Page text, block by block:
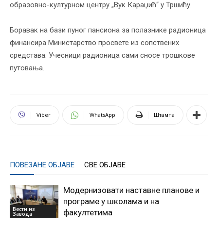
образовно-културном центру „Вук Караџић“ у Тршићу.
Боравак на бази пуног пансиона за полазнике радионица
финансира Министарство просвете из сопствених
средстава. Учесници радионица сами сносе трошкове
путовања.
Viber WhatsApp Штампа
ПОВЕЗАНЕ ОБЈАВЕ СВЕ ОБЈАВЕ
Вести из
Завода
Модернизовати наставне планове и
програме у школама и на
факултетима